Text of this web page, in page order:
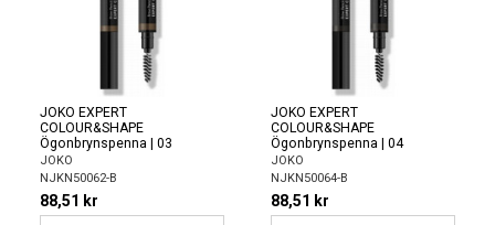
JOKO EXPERT
COLOUR&SHAPE
Ögonbrynspenna | 03
JOKO
NJKN50062-B
88,51 kr
JOKO EXPERT
COLOUR&SHAPE
Ögonbrynspenna | 04
JOKO
NJKN50064-B
88,51 kr